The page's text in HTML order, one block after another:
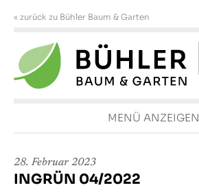
« zurück zu Bühler Baum & Garten
MENÜ ANZEIGEN
28. Februar 2023
INGRÜN 04/2022